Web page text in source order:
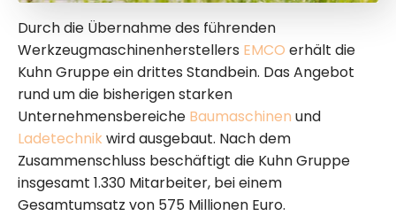
Durch die Übernahme des führenden
Werkzeugmaschinenherstellers EMCO erhält die
Kuhn Gruppe ein drittes Standbein. Das Angebot
rund um die bisherigen starken
Unternehmensbereiche Baumaschinen und
Ladetechnik wird ausgebaut. Nach dem
Zusammenschluss beschäftigt die Kuhn Gruppe
insgesamt 1.330 Mitarbeiter, bei einem
Gesamtumsatz von 575 Millionen Euro.